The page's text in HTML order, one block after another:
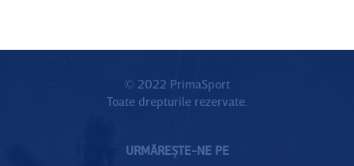
© 2022 PrimaSport
Toate drepturile rezervate.
URMĂREȘTE-NE PE